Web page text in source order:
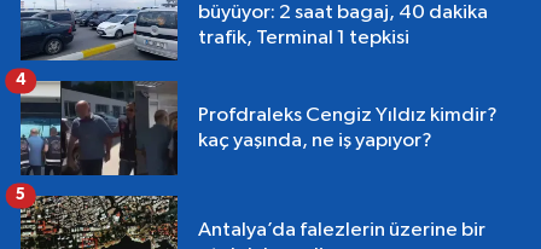
büyüyor: 2 saat bagaj, 40 dakika
trafik, Terminal 1 tepkisi
Profdraleks Cengiz Yıldız kimdir?
kaç yaşında, ne iş yapıyor?
4
Antalya’da falezlerin üzerine bir
5